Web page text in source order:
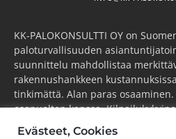
KK-PALOKONSULTTI OY on
paloturvallisuuden
suunnittelu mahdollistaa
rakennushankkeen
tinkimättä. Alan paras
osapuolten kanssa.
kehitämme ja viemme alaa
Evästeet, Cookies